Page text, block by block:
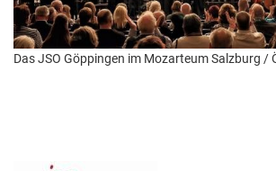
Das JSO Göppingen im Mozarteum Salzburg /